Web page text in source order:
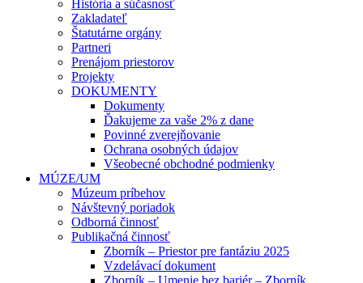
História a súčasnosť
Zakladateľ
Štatutárne orgány
Partneri
Prenájom priestorov
Projekty
DOKUMENTY
Dokumenty
Ďakujeme za vaše 2% z dane
Povinné zverejňovanie
Ochrana osobných údajov
Všeobecné obchodné podmienky
MÚZE/UM
Múzeum príbehov
Návštevný poriadok
Odborná činnosť
Publikačná činnosť
Zborník – Priestor pre fantáziu 2025
Vzdelávací dokument
Zborník – Umenie bez bariér – Zborník